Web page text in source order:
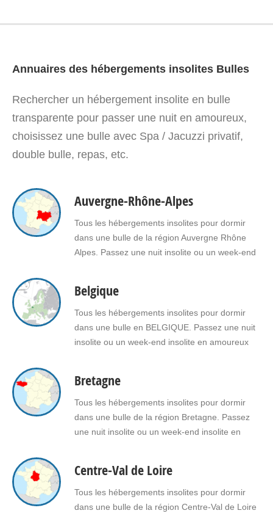
Annuaires des hébergements insolites Bulles
Rechercher un hébergement insolite en bulle
transparente pour passer une nuit en amoureux,
choisissez une bulle avec Spa / Jacuzzi privatif,
double bulle, repas, etc.
Auvergne-Rhône-Alpes
Tous les hébergements insolites pour dormir
dans une bulle de la région Auvergne Rhône
Alpes. Passez une nuit insolite ou un week-end
séjour insolite avec jacuzzi, spa, sauna dans
une bulle en Auvergne Rhône Alpes pour vous
ou pour…
Belgique
Tous les hébergements insolites pour dormir
dans une bulle en BELGIQUE. Passez une nuit
insolite ou un week-end insolite en amoureux
une bulle en Belgique pour vous ou pour offrir
un cadeau insolite à vos proches.
Bretagne
Tous les hébergements insolites pour dormir
dans une bulle de la région Bretagne. Passez
une nuit insolite ou un week-end insolite en
sauna dans une bulle en Bretagne pour vous ou
pour offrir un cadeau insolite à…
Centre-Val de Loire
Tous les hébergements insolites pour dormir
dans une bulle de la région Centre-Val de Loire